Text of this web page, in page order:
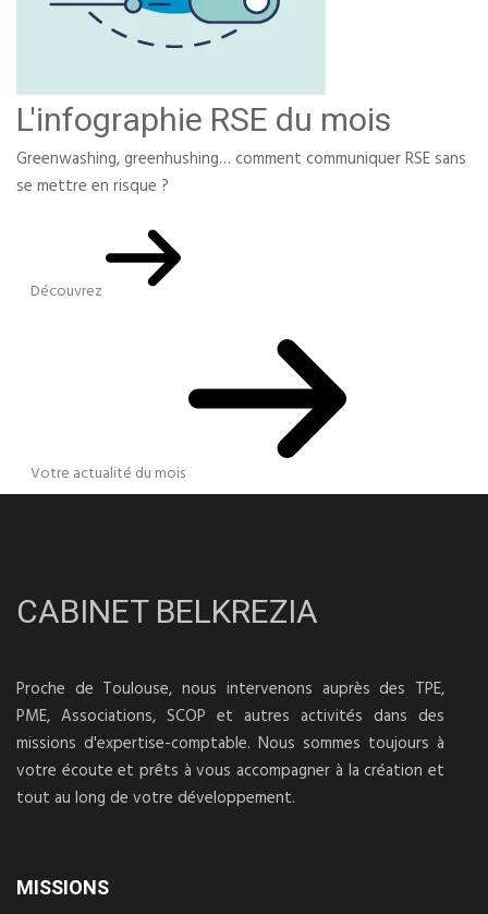
L'infographie RSE du mois
Greenwashing, greenhushing… comment communiquer RSE sans
se mettre en risque ?
Découvrez
Votre actualité du mois
CABINET BELKREZIA
Proche de Toulouse, nous intervenons auprès des TPE,
PME, Associations, SCOP et autres activités dans des
missions d'expertise-comptable. Nous sommes toujours à
votre écoute et prêts à vous accompagner à la création et
tout au long de votre développement.
MISSIONS